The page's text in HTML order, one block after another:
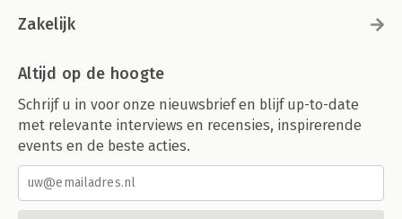
Zakelijk
Altijd op de hoogte
Schrijf u in voor onze nieuwsbrief en blijf up-to-date
met relevante interviews en recensies, inspirerende
events en de beste acties.